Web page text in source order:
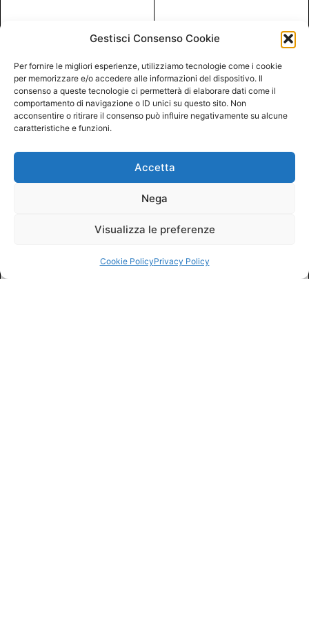
Gestisci Consenso Cookie
Per fornire le migliori esperienze, utilizziamo tecnologie come i cookie
per memorizzare e/o accedere alle informazioni del dispositivo. Il
consenso a queste tecnologie ci permetterà di elaborare dati come il
comportamento di navigazione o ID unici su questo sito. Non
acconsentire o ritirare il consenso può influire negativamente su alcune
caratteristiche e funzioni.
Accetta
Nega
Visualizza le preferenze
Cookie PolicyPrivacy Policy